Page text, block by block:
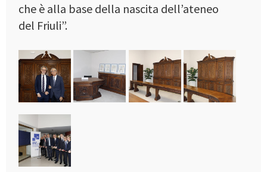
che è alla base della nascita dell’ateneo
del Friuli”.